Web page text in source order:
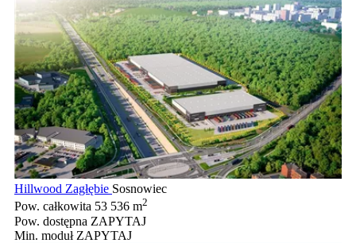
Hillwood Zagłębie Sosnowiec
Pow. całkowita 53 536 m2
Pow. dostępna ZAPYTAJ
Min. moduł ZAPYTAJ